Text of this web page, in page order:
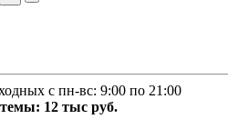
с пн-вс: 9:00 по 21:00
12 тыс руб.